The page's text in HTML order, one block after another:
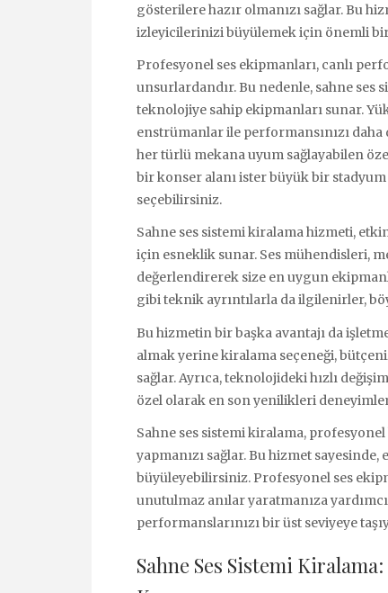
gösterilere hazır olmanızı sağlar. Bu
izleyicilerinizi büyülemek için önemli bir
Profesyonel ses ekipmanları, canlı
unsurlardandır. Bu nedenle, sahne ses
teknolojiye sahip ekipmanları sunar.
enstrümanlar ile performansınızı
her türlü mekana uyum sağlayabilen
bir konser alanı ister büyük bir
seçebilirsiniz.
Sahne ses sistemi kiralama hizmeti,
için esneklik sunar. Ses mühendisleri,
değerlendirerek size en uygun
gibi teknik ayrıntılarla da ilgilenirler,
Bu hizmetin bir başka avantajı da
almak yerine kiralama seçeneği,
sağlar. Ayrıca, teknolojideki hızlı
özel olarak en son yenilikleri
Sahne ses sistemi kiralama,
yapmanızı sağlar. Bu hizmet
büyüleyebilirsiniz. Profesyonel ses
unutulmaz anılar yaratmanıza
performanslarınızı bir üst seviyeye
Sahne Ses Sistemi